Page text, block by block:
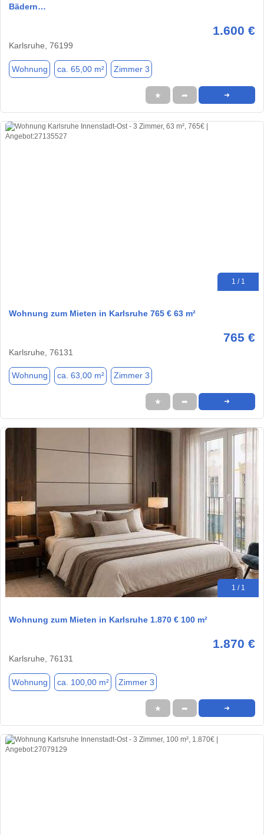
Bädern…
1.600 €
Karlsruhe, 76199
Wohnung ca. 65,00 m² Zimmer 3
★ ➦ ➜
1 / 1
Wohnung zum Mieten in Karlsruhe 765 € 63 m²
765 €
Karlsruhe, 76131
Wohnung ca. 63,00 m² Zimmer 3
★ ➦ ➜
1 / 1
Wohnung zum Mieten in Karlsruhe 1.870 € 100 m²
1.870 €
Karlsruhe, 76131
Wohnung ca. 100,00 m² Zimmer 3
★ ➦ ➜